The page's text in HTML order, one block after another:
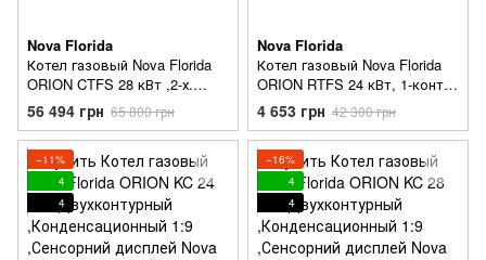
Nova Florida
Котел газовый Nova Florida
ORION CTFS 28 кВт ,2-х.
конт. турбо ,Сенсорный
дисплей
56 494 грн 65 800 грн
Nova Florida
Котел газовый Nova Florida
ORION RTFS 24 кВт, 1-конт,
турбо, Сенсорний дисплей
4 653 грн 42 300 грн
−11%
4
4
−16%
4
4